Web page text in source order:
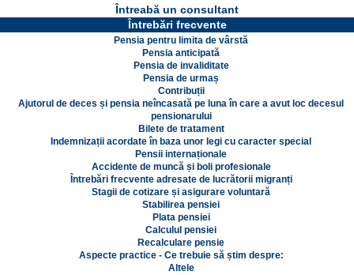
Întreabă un consultant
Întrebări frecvente
Pensia pentru limita de vârstă
Pensia anticipată
Pensia de invaliditate
Pensia de urmaș
Contribuții
Ajutorul de deces și pensia neîncasată pe luna în care a avut loc decesul
pensionarului
Bilete de tratament
Indemnizații acordate în baza unor legi cu caracter special
Pensii internaționale
Accidente de muncă și boli profesionale
Întrebări frecvente adresate de lucrătorii migranți
Stagii de cotizare și asigurare voluntară
Stabilirea pensiei
Plata pensiei
Calculul pensiei
Recalculare pensie
Aspecte practice - Ce trebuie să știm despre:
Altele